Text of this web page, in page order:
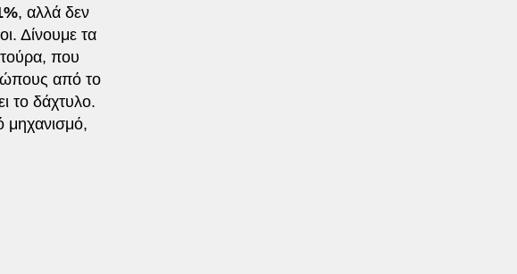
, αλλά δεν
Δίνουμε τα
που
από το
το δάχτυλο.
μηχανισμό,